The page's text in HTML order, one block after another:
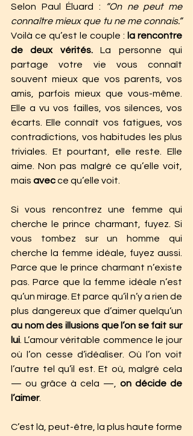
Selon Paul Éluard :
“On ne peut me
connaître mieux que tu ne me connais.”
Voilà ce qu’est le couple : la rencontre
de deux vérités. La personne qui
partage votre vie vous connaît
souvent mieux que vos parents, vos
amis, parfois mieux que vous-même.
Elle a vu vos failles, vos silences, vos
écarts. Elle connaît vos fatigues, vos
contradictions, vos habitudes les plus
triviales. Et pourtant, elle reste. Elle
aime. Non pas malgré ce qu’elle voit,
mais avec ce qu’elle voit.
Si vous rencontrez une femme qui
cherche le prince charmant, fuyez. Si
vous tombez sur un homme qui
cherche la femme idéale, fuyez aussi.
Parce que le prince charmant n’existe
pas. Parce que la femme idéale n’est
qu’un mirage. Et parce qu’il n’y a rien de
au nom des illusions que l’on se fait sur
lui . L’amour véritable commence le jour
où l’on cesse d’idéaliser. Où l’on voit
l’autre tel qu’il est. Et où, malgré cela
— ou grâce à cela —, on décide de
l’aimer.
C’est là, peut-être, la plus haute forme